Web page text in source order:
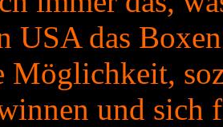
USA das
Möglichkeit,
und sich